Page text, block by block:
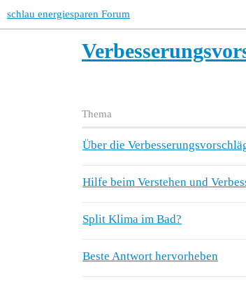
schlau energiesparen Forum
Thema
Über die
Hilfe beim Verstehen und
Split Klima im Bad?
Beste Antwort hervorheben